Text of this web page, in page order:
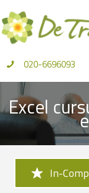
naar
de
inhoud
020-6696093
Excel
In-